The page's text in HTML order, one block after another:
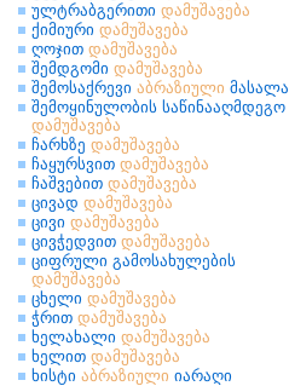
ულტრაბგერითი დამუშავება
ქიმიური დამუშავება
ღოჯით დამუშავება
შემდგომი დამუშავება
შემოსაქრევი აბრაზიული მასალა
შემოყინულობის საწინააღმდეგო
დამუშავება
ჩარხზე დამუშავება
ჩაყურსვით დამუშავება
ჩაშვებით დამუშავება
ცივად დამუშავება
ცივი დამუშავება
ცივჭედვით დამუშავება
ციფრული გამოსახულების
დამუშავება
ცხელი დამუშავება
ჭრით დამუშავება
ხელახალი დამუშავება
ხელით დამუშავება
ხისტი აბრაზიული იარაღი